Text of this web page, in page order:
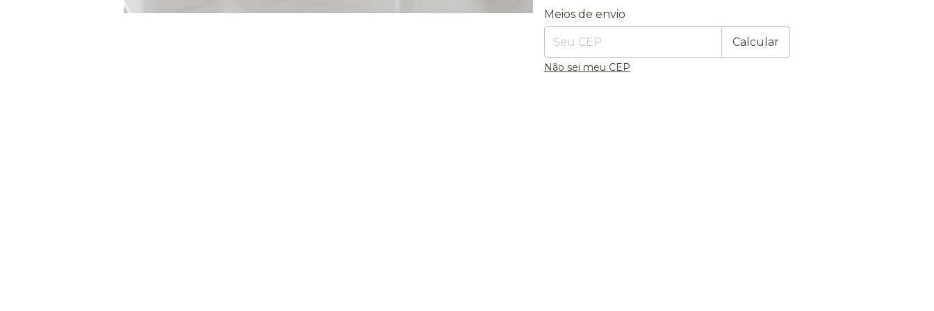
Entregas para o CEP:
Meios de envio
Calcular
Não sei meu CEP